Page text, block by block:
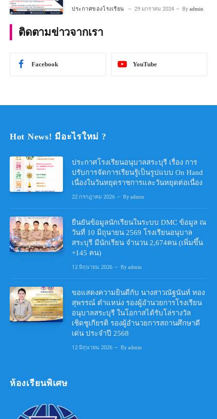
โครงการห้องเรียนพิเศษ วิทยาศาสตร์ และ
ประกาศของโรงเรียน 29 มกราคม 2024 By admin
ติดตามข่าวจากเรา
Facebook YouTube
Hot News! มีอะไรใหม่ ?
ประกาศโรงเรียนอนุบาลสระบุรี เรื่อง การ
ปรับการจัดการเรียนรู้เป็นรูปแบบ On Hand
เนื่องในวันหยุดราชการและวันหยุดต่อเนื่อง
22 กรกฎาคม 2026 By admin
ยืนยันข้อมูลนักเรียนในระบบ DMC ข้อมูล ณ
วันที่ 10 มิถุนายน 2569 โรงเรียนอนุบาล
สระบุรี มีนักเรียน จำนวน 2,674คน (เพิ่มขึ้น
+145 คน)
12 มิถุนายน 2026 By admin
ขอแสดงความยินดีกับ นางสาวณัฐนันท์ ทอง
สุพรรณ์ ตำแหน่ง รองผู้อำนวยการโรงเรียน
อนุบาลสระบุรี ในโอกาสได้รับโล่รางวัล
เชิดชูเกียรติ รองผู้อำนวยการสถานศึกษาดี
เด่น ประจำปี 2568
12 มิถุนายน 2026 By admin
ห้องเรียนพิเศษ